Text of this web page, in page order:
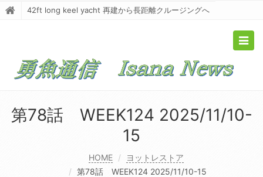
42ft long keel yacht 再建から長距離クルージングへ
第78話 WEEK124 2025/11/10-
15
HOME
ヨットレストア
第78話 WEEK124 2025/11/10-15